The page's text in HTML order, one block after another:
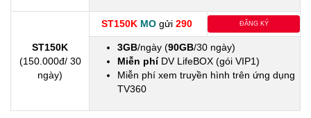
ST150K
(150.000đ/ 30
ngày)
ST150K MO gửi 290 ĐĂNG KÝ
3GB/ngày (90GB/30 ngày)
Miễn phíDV LifeBOX (gói VIP1)
Miễn phí xem truyền hình trên ứng dụng
TV360